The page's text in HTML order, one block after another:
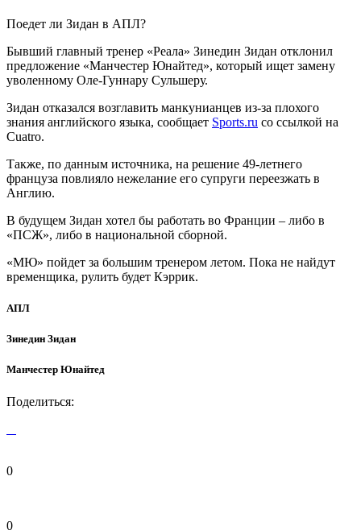
Поедет ли Зидан в АПЛ?
Бывший главный тренер «Реала» Зинедин Зидан отклонил
предложение «Манчестер Юнайтед», который ищет замену
уволенному Оле-Гуннару Сульшеру.
Зидан отказался возглавить манкунианцев из-за плохого
знания английского языка, сообщает Sports.ru со ссылкой на
Сuatro.
Также, по данным источника, на решение 49-летнего
француза повлияло нежелание его супруги переезжать в
Англию.
В будущем Зидан хотел бы работать во Франции – либо в
«ПСЖ», либо в национальной сборной.
«МЮ» пойдет за большим тренером летом. Пока не найдут
временщика, рулить будет Кэррик.
АПЛ
Зинедин Зидан
Манчестер Юнайтед
Поделиться:
0
0